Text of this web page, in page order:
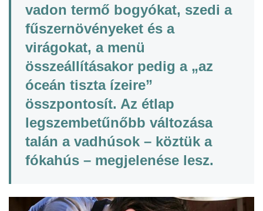
vadon termő bogyókat, szedi a
fűszernövényeket és a
virágokat, a menü
összeállításakor pedig a „az
óceán tiszta ízeire”
összpontosít. Az étlap
legszembetűnőbb változása
talán a vadhúsok – köztük a
fókahús – megjelenése lesz.